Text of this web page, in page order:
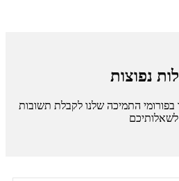
נפוצות
בפורומי התמיכה שלנו לקבלת תשובות